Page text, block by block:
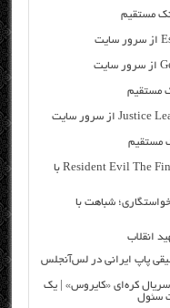
دانلود رایگان فیلم خارجی Resident Evil The Final Chapter 2017 با
شباهت با
پاپ ایرانی در لس‌آنجلس
کره‌ای «کایروس» | یک
سئول